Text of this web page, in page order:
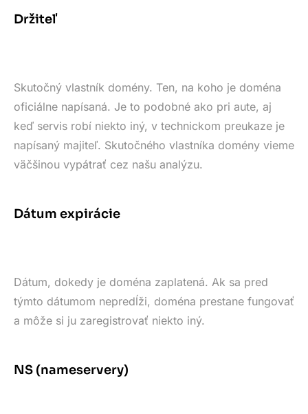
Držiteľ
Skutočný vlastník domény. Ten, na koho je doména
oficiálne napísaná. Je to podobné ako pri aute, aj
keď servis robí niekto iný, v technickom preukaze je
napísaný majiteľ. Skutočného vlastníka domény vieme
väčšinou vypátrať cez našu analýzu.
Dátum expirácie
Dátum, dokedy je doména zaplatená. Ak sa pred
týmto dátumom nepredĺži, doména prestane fungovať
a môže si ju zaregistrovať niekto iný.
NS (nameservery)